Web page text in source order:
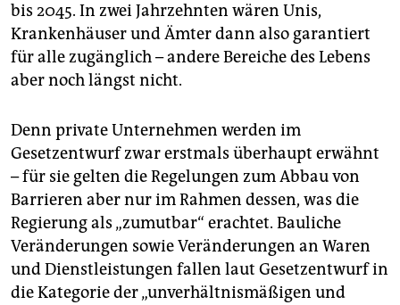
bis 2045. In zwei Jahrzehnten wären Unis,
Krankenhäuser und Ämter dann also garantiert
für alle zugänglich – andere Bereiche des Lebens
aber noch längst nicht.
Denn private Unternehmen werden im
Gesetzentwurf zwar erstmals überhaupt erwähnt
– für sie gelten die Regelungen zum Abbau von
Barrieren aber nur im Rahmen dessen, was die
Regierung als „zumutbar“ erachtet. Bauliche
Veränderungen sowie Veränderungen an Waren
und Dienstleistungen fallen laut Gesetzentwurf in
die Kategorie der „unverhältnismäßigen und